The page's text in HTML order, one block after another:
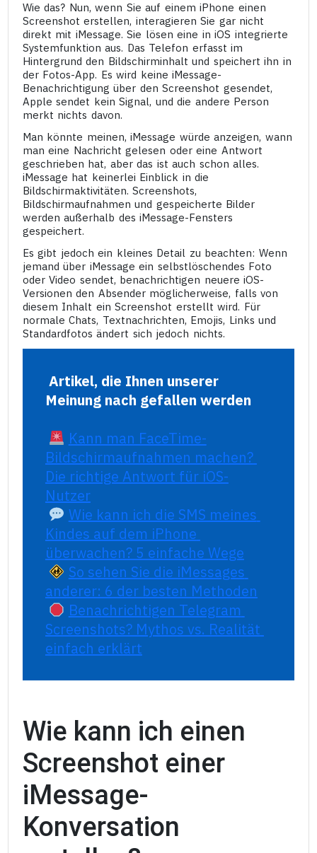
Wie das? Nun, wenn Sie auf einem iPhone einen
Screenshot erstellen, interagieren Sie gar nicht
direkt mit iMessage. Sie lösen eine in iOS integrierte
Systemfunktion aus. Das Telefon erfasst im
Hintergrund den Bildschirminhalt und speichert ihn in
der Fotos-App. Es wird keine iMessage-
Benachrichtigung über den Screenshot gesendet,
Apple sendet kein Signal, und die andere Person
merkt nichts davon.
Man könnte meinen, iMessage würde anzeigen, wann
man eine Nachricht gelesen oder eine Antwort
geschrieben hat, aber das ist auch schon alles.
iMessage hat keinerlei Einblick in die
Bildschirmaktivitäten. Screenshots,
Bildschirmaufnahmen und gespeicherte Bilder
werden außerhalb des iMessage-Fensters
gespeichert.
Es gibt jedoch ein kleines Detail zu beachten: Wenn
jemand über iMessage ein selbstlöschendes Foto
oder Video sendet, benachrichtigen neuere iOS-
Versionen den Absender möglicherweise, falls von
diesem Inhalt ein Screenshot erstellt wird. Für
normale Chats, Textnachrichten, Emojis, Links und
Standardfotos ändert sich jedoch nichts.
Artikel, die Ihnen unserer
Meinung nach gefallen werden
Kann man FaceTime-
Bildschirmaufnahmen machen?
Die richtige Antwort für iOS-
Nutzer
Wie kann ich die SMS meines
Kindes auf dem iPhone
überwachen? 5 einfache Wege
So sehen Sie die iMessages
anderer: 6 der besten Methoden
Benachrichtigen Telegram
Screenshots? Mythos vs. Realität
einfach erklärt
Wie kann ich einen
Screenshot einer
iMessage-
Konversation